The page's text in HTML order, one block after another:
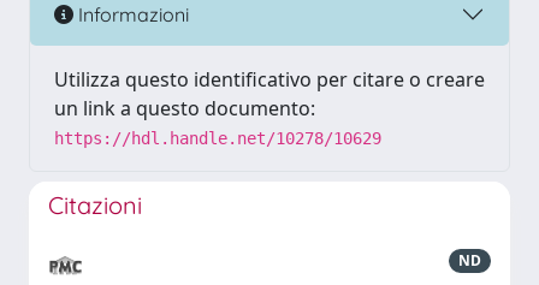
Informazioni
Utilizza questo identificativo per citare o creare
un link a questo documento:
https://hdl.handle.net/10278/10629
Citazioni
ND